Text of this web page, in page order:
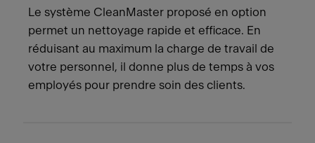
Le système CleanMaster proposé en option
permet un nettoyage rapide et efficace. En
réduisant au maximum la charge de travail de
votre personnel, il donne plus de temps à vos
employés pour prendre soin des clients.